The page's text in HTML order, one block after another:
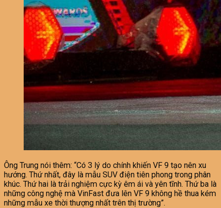
Ông Trung nói thêm: “Có 3 lý do chính khiến VF 9 tạo nên xu
hướng. Thứ nhất, đây là mẫu SUV điện tiên phong trong phân
khúc. Thứ hai là trải nghiệm cực kỳ êm ái và yên tĩnh. Thứ ba là
những công nghệ mà VinFast đưa lên VF 9 không hề thua kém
những mẫu xe thời thượng nhất trên thị trường”.